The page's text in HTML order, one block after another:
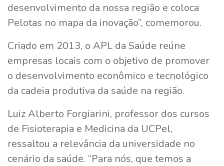
desenvolvimento da nossa região e coloca
Pelotas no mapa da inovação”, comemorou.
Criado em 2013, o APL da Saúde reúne
empresas locais com o objetivo de promover
o desenvolvimento econômico e tecnológico
da cadeia produtiva da saúde na região.
Luiz Alberto Forgiarini, professor dos cursos
de Fisioterapia e Medicina da UCPel,
ressaltou a relevância da universidade no
cenário da saúde. “Para nós, que temos a